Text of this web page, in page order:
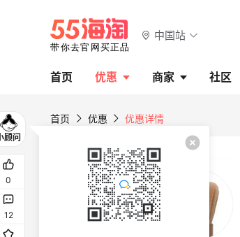
中国站
首页 优惠 商家 社区
首页 优惠 优惠详情
0
12